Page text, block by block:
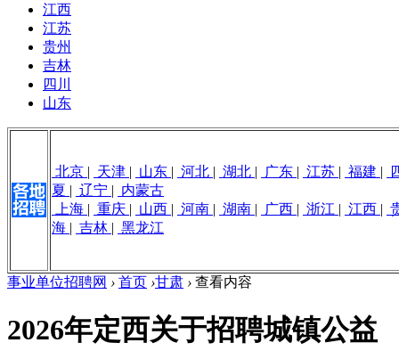
江西
江苏
贵州
吉林
四川
山东
北京 | 天津 | 山东 | 河北 | 湖北 | 广东 | 江苏 | 福建 |
夏 | 辽宁 | 内蒙古
上海 | 重庆 | 山西 | 河南 | 湖南 | 广西 | 浙江 | 江西 |
海 | 吉林 | 黑龙江
事业单位招聘网 › 首页 ›甘肃 › 查看内容
2026年定西关于招聘城镇公益